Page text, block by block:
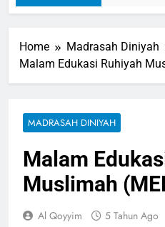
Home
Madrasah Diniyah
Malam Edukasi Ruhiyah
MADRASAH DINIYAH
Malam
Muslimah
Al Qoyyim 5 Tahun Ago